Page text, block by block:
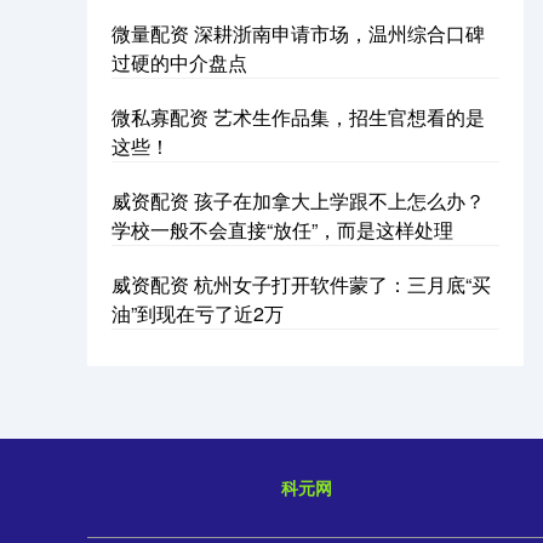
微量配资 深耕浙南申请市场，温州综合口碑
过硬的中介盘点
微私寡配资 艺术生作品集，招生官想看的是
这些！
威资配资 孩子在加拿大上学跟不上怎么办？
学校一般不会直接“放任”，而是这样处理
威资配资 杭州女子打开软件蒙了：三月底“买
油”到现在亏了近2万
科元网